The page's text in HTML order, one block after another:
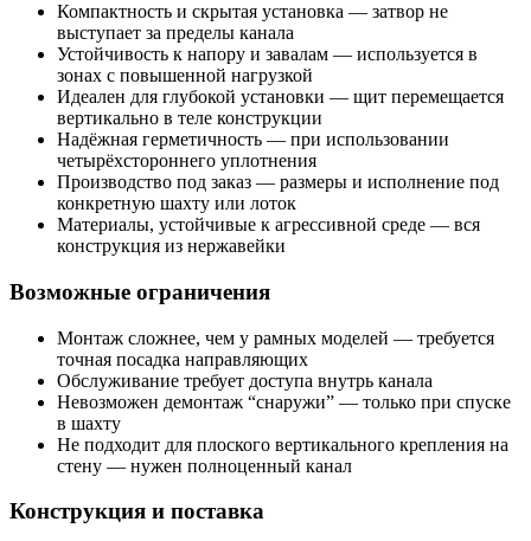
Компактность и скрытая установка — затвор не
выступает за пределы канала
Устойчивость к напору и завалам — используется в
зонах с повышенной нагрузкой
Идеален для глубокой установки — щит перемещается
вертикально в теле конструкции
Надёжная герметичность — при использовании
четырёхстороннего уплотнения
Производство под заказ — размеры и исполнение под
конкретную шахту или лоток
Материалы, устойчивые к агрессивной среде — вся
конструкция из нержавейки
Возможные ограничения
Монтаж сложнее, чем у рамных моделей — требуется
точная посадка направляющих
Обслуживание требует доступа внутрь канала
Невозможен демонтаж “снаружи” — только при спуске
в шахту
Не подходит для плоского вертикального крепления на
стену — нужен полноценный канал
Конструкция и поставка